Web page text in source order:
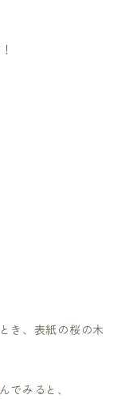
き、表紙の桜の木
でみると、